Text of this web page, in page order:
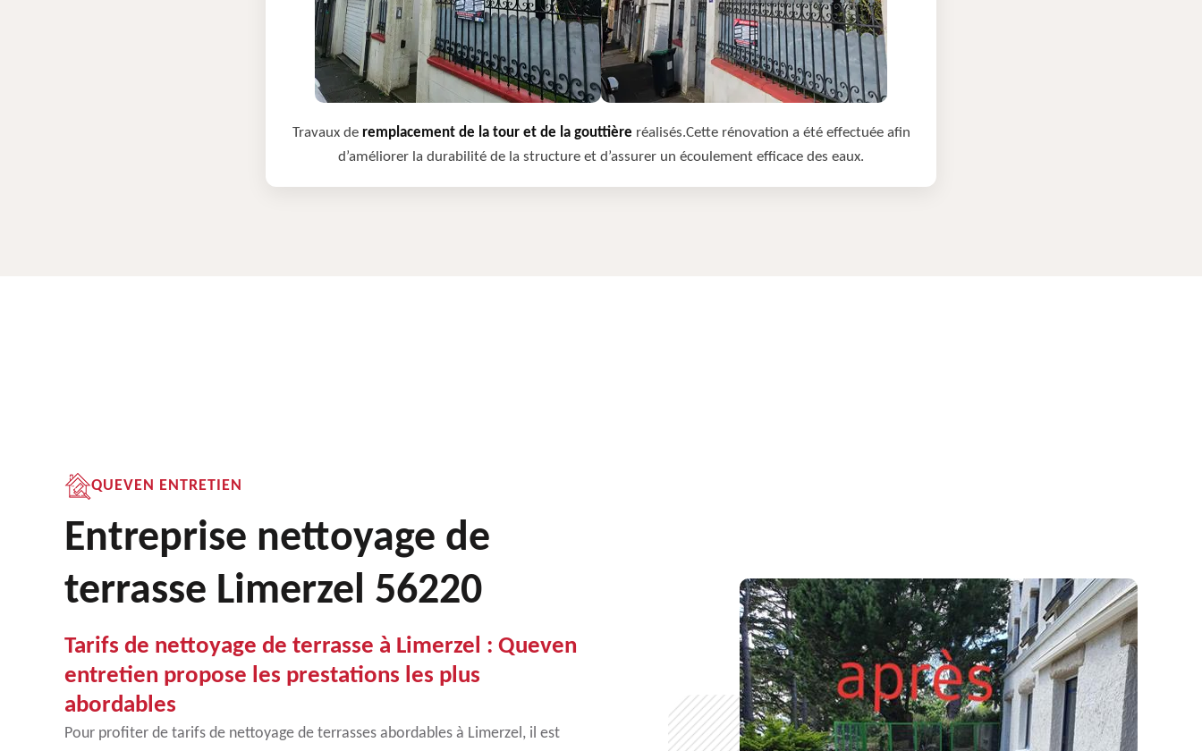
Travaux de remplacement de la tour et de la gouttière réalisés.Cette rénovation a été effectuée afin
d’améliorer la durabilité de la structure et d’assurer un écoulement efficace des eaux.
QUEVEN ENTRETIEN
Entreprise nettoyage de
terrasse Limerzel 56220
Tarifs de nettoyage de terrasse à Limerzel : Queven
entretien propose les prestations les plus
abordables
Pour profiter de tarifs de nettoyage de terrasses abordables à Limerzel, il est